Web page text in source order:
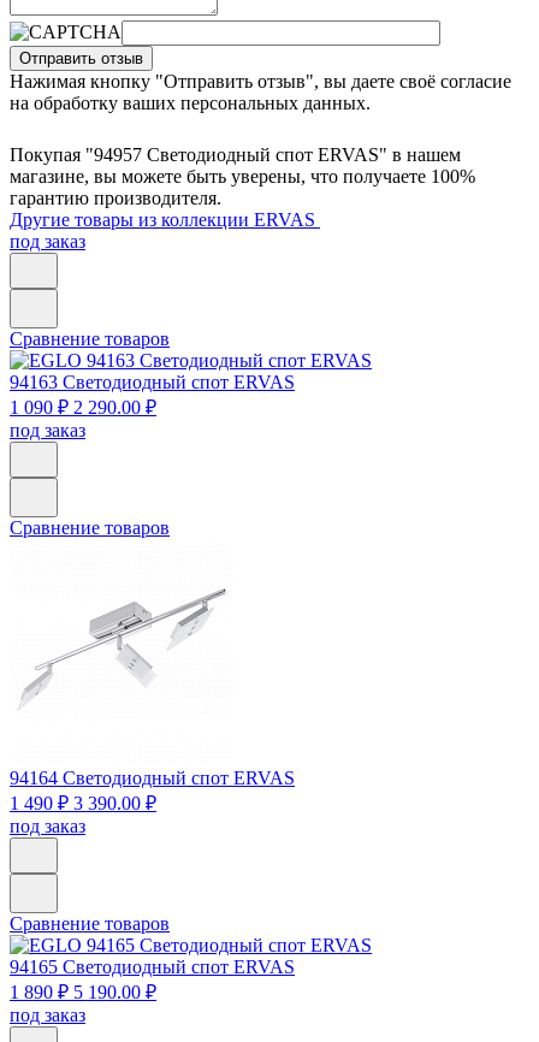
Отправить отзыв
Нажимая кнопку "Отправить отзыв", вы даете своё согласие
на обработку ваших персональных данных.
Покупая "94957 Светодиодный спот ERVAS" в нашем
магазине, вы можете быть уверены, что получаете 100%
гарантию производителя.
Другие товары из коллекции ERVAS
под заказ
Сравнение товаров
94163 Светодиодный спот ERVAS
1 090 ₽ 2 290.00 ₽
под заказ
Сравнение товаров
94164 Светодиодный спот ERVAS
1 490 ₽ 3 390.00 ₽
под заказ
Сравнение товаров
94165 Светодиодный спот ERVAS
1 890 ₽ 5 190.00 ₽
под заказ